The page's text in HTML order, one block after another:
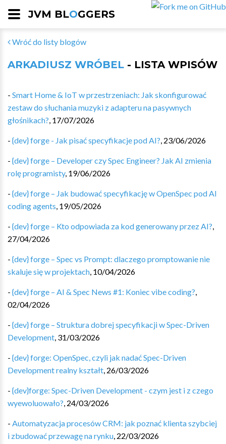
JVM BLOGGERS
Wróć do listy blogów
ARKADIUSZ WRÓBEL - LISTA WPISÓW
- Smart Home & IoT w przestrzeniach: Jak skonfigurować
zestaw do słuchania muzyki z adapteru na pasywnych
głośnikach?, 17/07/2026
- {dev} forge - Jak pisać specyfikacje pod AI?, 23/06/2026
- {dev} forge – Developer czy Spec Engineer? Jak AI zmienia
rolę programisty, 19/06/2026
- {dev} forge – Jak budować specyfikację w OpenSpec pod AI
coding agents, 19/05/2026
- {dev} forge – Kto odpowiada za kod generowany przez AI?,
27/04/2026
- {dev} forge – Spec vs Prompt: dlaczego promptowanie nie
skaluje się w projektach, 10/04/2026
- {dev} forge – AI & Spec News #1: Koniec vibe coding?,
02/04/2026
- {dev} forge – Struktura dobrej specyfikacji w Spec-Driven
Development, 31/03/2026
- {dev} forge: OpenSpec, czyli jak nadać Spec-Driven
Development realny kształt, 26/03/2026
- {dev}forge: Spec-Driven Development - czym jest i z czego
wyewoluowało?, 24/03/2026
- Automatyzacja procesów CRM: jak poznać klienta szybciej
i zbudować przewagę na rynku, 22/03/2026